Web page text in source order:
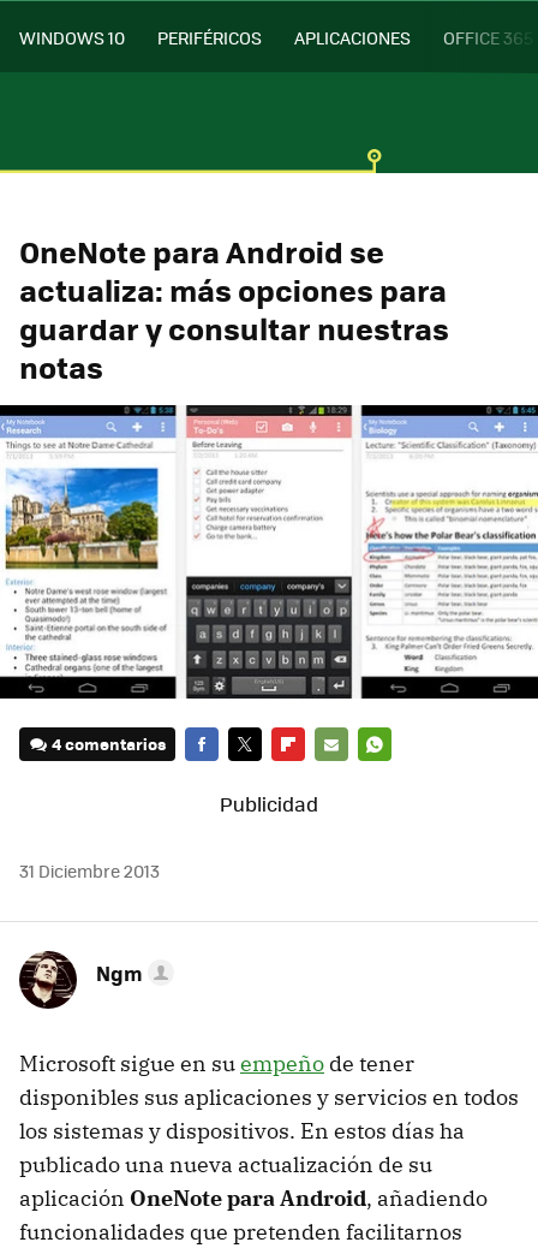
WINDOWS 10 PERIFÉRICOS APLICACIONES OFFICE 365
OneNote para Android se
actualiza: más opciones para
guardar y consultar nuestras
notas
4 comentarios
MAIL
31 Diciembre 2013
Ngm
Microsoft sigue en suempeño de tener
disponibles sus aplicaciones y servicios en todos
los sistemas y dispositivos. En estos días ha
publicado una nueva actualización de su
aplicación OneNote para Android, añadiendo
funcionalidades que pretenden facilitarnos